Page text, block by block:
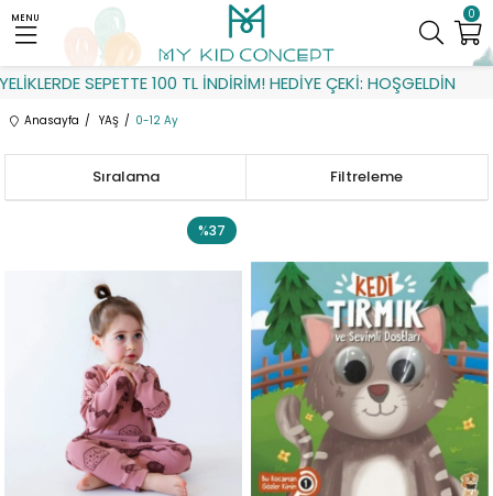
SEPETTE 100 TL İNDİRİM! HEDİYE ÇEKİ: HOŞGELDİN
0
MENU
Anasayfa YAŞ 0-12 Ay
Filtreleme
Sıralama
%37